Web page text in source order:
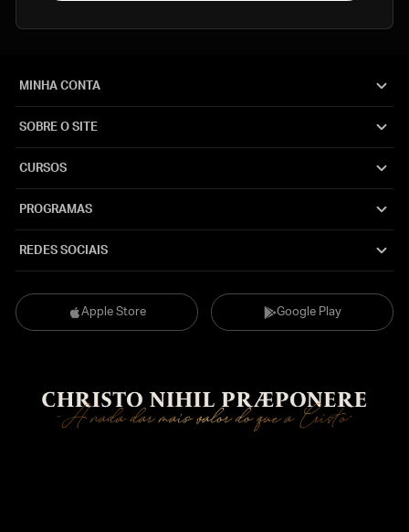
Apple Store Google Play
MINHA CONTA
SOBRE O SITE
CURSOS
PROGRAMAS
REDES SOCIAIS